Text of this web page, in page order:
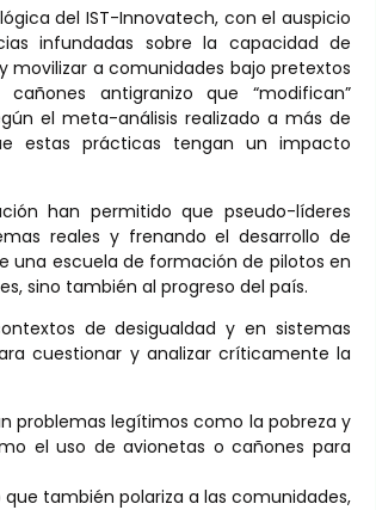
del IST-Innovatech, con el auspicio
infundadas sobre la capacidad de
movilizar a comunidades bajo pretextos
antigranizo que “modifican”
el meta-análisis realizado a más de
estas prácticas tengan un impacto
han permitido que pseudo-líderes
reales y frenando el desarrollo de
una escuela de formación de pilotos en
sino también al progreso del país.
de desigualdad y en sistemas
cuestionar y analizar críticamente la
problemas legítimos como la pobreza y
el uso de avionetas o cañones para
también polariza a las comunidades,